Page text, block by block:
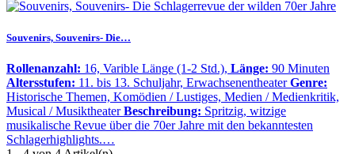
Souvenirs, Souvenirs- Die…
Rollenanzahl: 16, Varible Länge (1-2 Std.), Länge: 90 Minuten
Altersstufen: 11. bis 13. Schuljahr, Erwachsenentheater Genre:
Historische Themen, Komödien / Lustiges, Medien / Medienkritik,
Musical / Musiktheater Beschreibung: Spritzig, witzige
musikalische Revue über die 70er Jahre mit den bekanntesten
Schlagerhighlights.…